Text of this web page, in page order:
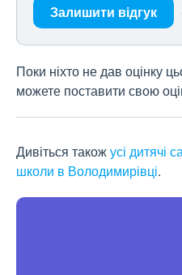
Залишити відгук
Поки ніхто не дав оцінку
можете поставити свою
Дивіться такожусі дитячі
школи в Володимирівці.